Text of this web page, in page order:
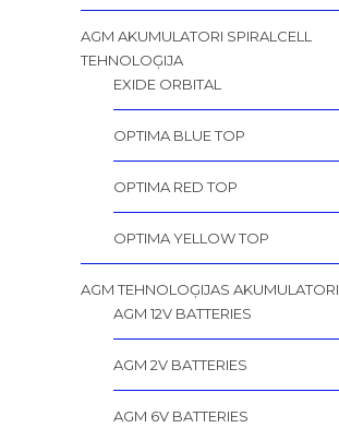
AGM AKUMULATORI SPIRALCELL
TEHNOLOĢIJA
EXIDE ORBITAL
OPTIMA BLUE TOP
OPTIMA RED TOP
OPTIMA YELLOW TOP
AGM TEHNOLOĢIJAS AKUMULATORI
AGM 12V BATTERIES
AGM 2V BATTERIES
AGM 6V BATTERIES